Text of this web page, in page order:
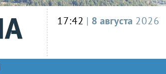
17:42 | 8 августа 2026